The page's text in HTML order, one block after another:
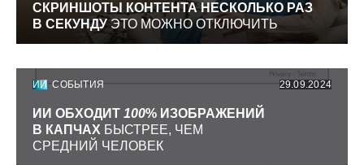
СКРИНШОТЫ КОНТЕНТА НЕСКОЛЬКО РАЗ
В СЕКУНДУЭТО МОЖНО ОТКЛЮЧИТЬ
ИИ СОБЫТИЯ 29.09.2024
ИИ ОБХОДИТ 100% ИЗОБРАЖЕНИЙ
В КАПЧАХ БЫСТРЕЕ, ЧЕМ
СРЕДНИЙ ЧЕЛОВЕК